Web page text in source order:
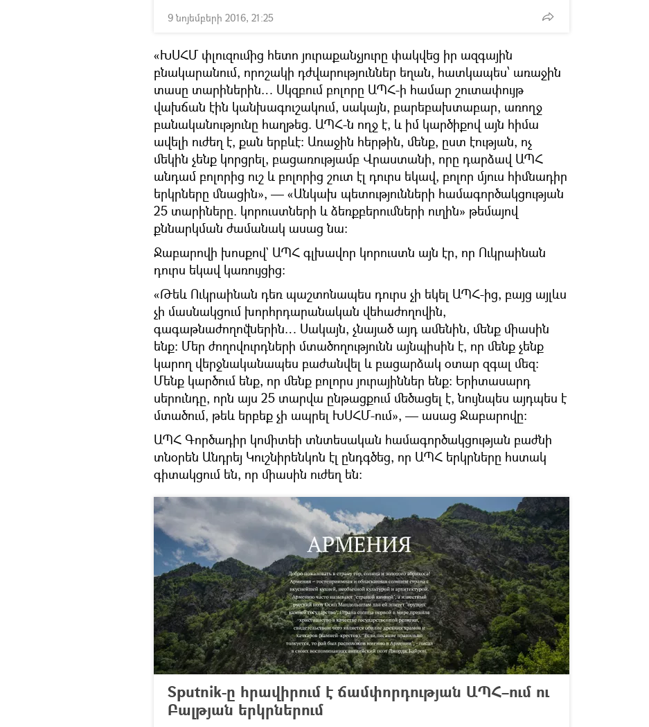
9 նոյեմբերի 2016, 21:25
«ԽՍՀՄ փլուզումից հետո յուրաքանչյուրը փակվեց իր ազգային
բնակարանում, որոշակի դժվարություններ եղան, հատկապես՝ առաջին
տասը տարիներին… Սկզբում բոլորը ԱՊՀ-ի համար շուտափույթ
վախճան էին կանխագուշակում, սակայն, բարեբախտաբար, առողջ
բանականությունը հաղթեց. ԱՊՀ-ն ողջ է, և իմ կարծիքով այն հիմա
ավելի ուժեղ է, քան երբևէ։ Առաջին հերթին, մենք, ըստ էության, ոչ
մեկին չենք կորցրել, բացառությամբ Վրաստանի, որը դարձավ ԱՊՀ
անդամ բոլորից ուշ և բոլորից շուտ էլ դուրս եկավ, բոլոր մյուս հիմնադիր
երկրները մնացին», — «Անկախ պետությունների համագործակցության
25 տարիները. կորուստների և ձեռքբերումների ուղին» թեմայով
քննարկման ժամանակ ասաց նա։
Ջաբարովի խոսքով` ԱՊՀ գլխավոր կորուստն այն էր, որ Ուկրաինան
դուրս եկավ կառույցից։
«Թեև Ուկրաինան դեռ պաշտոնապես դուրս չի եկել ԱՊՀ-ից, բայց այլևս
չի մասնակցում խորհրդարանական վեհաժողովին,
գագաթնաժողովներին… Սակայն, չնայած այդ ամենին, մենք միասին
ենք։ Մեր ժողովուրդների մտածողությունն այնպիսին է, որ մենք չենք
կարող վերջնականապես բաժանվել և բացարձակ օտար զգալ մեզ։
Մենք կարծում ենք, որ մենք բոլորս յուրայիններ ենք։ Երիտասարդ
սերունդը, որն այս 25 տարվա ընթացքում մեծացել է, նույնպես այդպես է
մտածում, թեև երբեք չի ապրել ԽՍՀՄ-ում», — ասաց Ջաբարովը։
ԱՊՀ Գործադիր կոմիտեի տնտեսական համագործակցության բաժնի
տնօրեն Անդրեյ Կուշնիրենկոն էլ ընդգծեց, որ ԱՊՀ երկրները հստակ
գիտակցում են, որ միասին ուժեղ են։
Sputnik-ը հրավիրում է ճամփորդության ԱՊՀ–ում ու
Բալթյան երկրներում